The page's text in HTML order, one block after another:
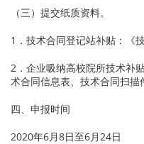
（三）提交纸质资料。
1．技术合同登记站补贴：《
2．企业吸纳高校院所技术补
术合同信息表、技术合同扫描
四、申报时间
2020年6月8日至6月24日